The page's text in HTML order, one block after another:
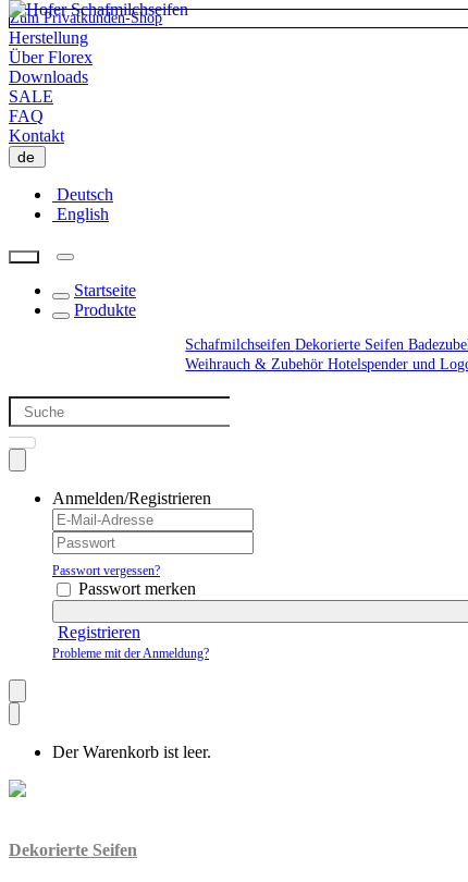
Zum Privatkunden-Shop
Herstellung
Über Florex
Downloads
SALE
FAQ
Kontakt
de
Deutsch
English
Startseite
Produkte
SchafmilchseifenDekorierte Seifen
Weihrauch & ZubehörHotelspender und
Anmelden/Registrieren
Passwort vergessen?
Passwort merken
Registrieren
Probleme mit der Anmeldung?
Der Warenkorb ist leer.
Dekorierte Seifen